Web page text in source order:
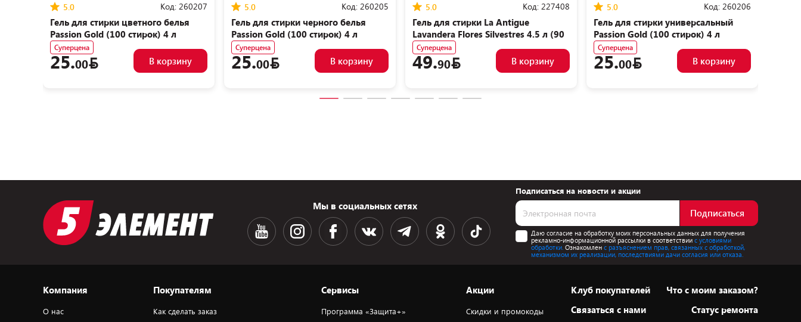
5.0 Код: 260207
Гель для стирки цветного белья
Passion Gold (100 стирок) 4 л
Суперцена
25.00 В корзину
5.0 Код: 260205
Гель для стирки черного белья
Passion Gold (100 стирок) 4 л
Суперцена
25.00 В корзину
5.0 Код: 227408
Гель для стирки La Antigue
Lavandera Flores Silvestres 4.5 л (90
стирок)
Суперцена
49.90 В корзину
5.0 Код: 260206
Гель для стирки универсальный
Passion Gold (100 стирок) 4 л
Суперцена
25.00 В корзину
Мы в социальных сетях
Подписаться на новости и акции
Подписаться
Даю согласие на обработку моих персональных данных для получения
рекламно-информационной рассылки в соответствиис условиями
обработки. Ознакомлен с разъяснением прав, связанных с обработкой,
механизмом их реализации, последствиями дачи согласия или отказа.
Компания
О нас
Покупателям
Как сделать заказ
Сервисы
Программа «Защита+»
Акции
Скидки и промокоды
Клуб покупателей
Cвязаться с нами
Что с моим заказом?
Статус ремонта